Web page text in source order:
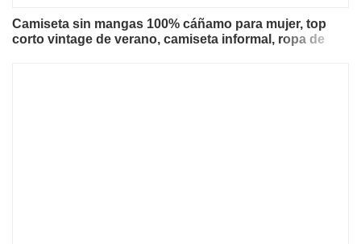
Camiseta sin mangas 100% cáñamo para mujer, top
corto vintage de verano, camiseta informal, ropa de